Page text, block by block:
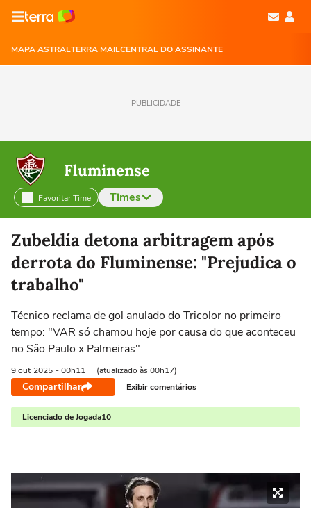
MAPA ASTRALTERRA MAILCENTRAL DO ASSINANTE
PUBLICIDADE
Fluminense
Favoritar Time Times
Selecione o time para ver as notícias
Zubeldía detona arbitragem após
derrota do Fluminense: "Prejudica o
trabalho"
Técnico reclama de gol anulado do Tricolor no primeiro
tempo: "VAR só chamou hoje por causa do que aconteceu
no São Paulo x Palmeiras"
9 out 2025 - 00h11 (atualizado às 00h17)
Compartilhar Exibir comentários
Licenciado de Jogada10